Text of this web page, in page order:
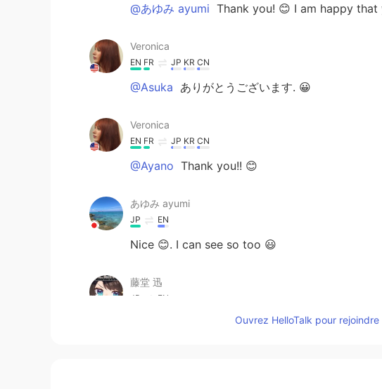
@あゆみ ayumi Thank you! 😊 I am happy that
Veronica
EN FR JP KR CN
@Asuka ありがとうございます. 😀
Veronica
EN FR JP KR CN
@Ayano Thank you!! 😊
あゆみ ayumi
JP EN
Nice 😊. I can see so too 😃
藤堂 迅
JP EN
懐かしい… 小さい頃同じような遊びをよくして
Ouvrez HelloTalk pour